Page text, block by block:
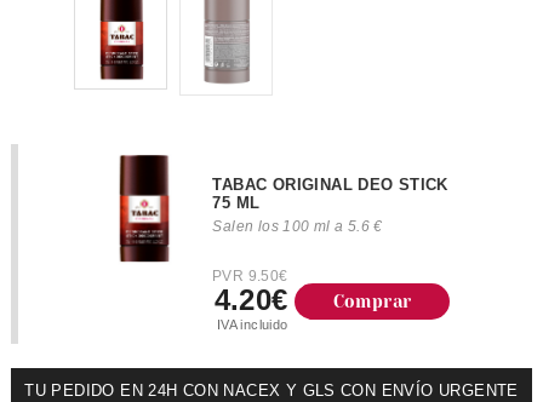
TABAC ORIGINAL DEO STICK
75 ML
Salen los 100 ml a 5.6 €
PVR 9.50€
4.20€
IVA incluido
Comprar
TU PEDIDO EN 24H CON NACEX Y GLS CON ENVÍO URGENTE